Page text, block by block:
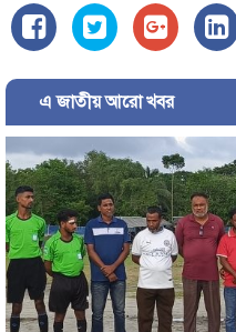
এ জাতীয় আরো খবর